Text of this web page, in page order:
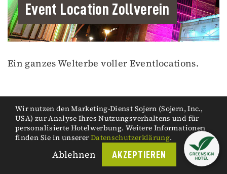
Event Location Zollverein
Ein ganzes Welterbe voller Eventlocations.
Wir nutzen den Marketing-Dienst Sojern (Sojern, Inc.,
USA) zur Analyse Ihres Nutzungsverhaltens und für
personalisierte Hotelwerbung. Weitere Informationen
finden Sie in unserer Datenschutzerklärung.
Ablehnen AKZEPTIEREN